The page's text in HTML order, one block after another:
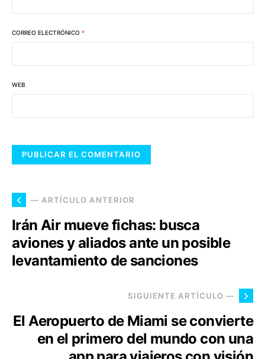
CORREO ELECTRÓNICO *
WEB
— ARTÍCULO ANTERIOR
Irán Air mueve fichas: busca
aviones y aliados ante un posible
levantamiento de sanciones
SIGUIENTE ARTÍCULO —
El Aeropuerto de Miami se convierte
en el primero del mundo con una